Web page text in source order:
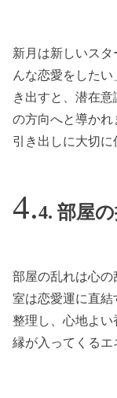
新月は新しいス
んな恋愛をした
き出すと、潜在
の方向へと導か
引き出しに大切に
4. 部屋
部屋の乱れは心
室は恋愛運に直
整理し、心地よい
縁が入ってくるエ